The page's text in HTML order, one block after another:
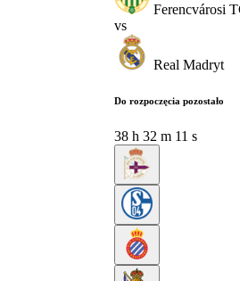
Ferencvárosi
vs
Real Madryt
Do rozpoczęcia pozostało
38 h 32 m 10 s